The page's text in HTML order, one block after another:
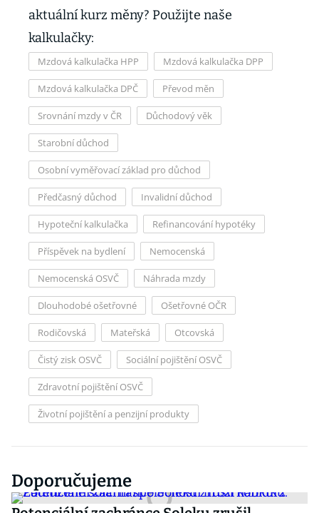
aktuální kurz měny? Použijte naše
kalkulačky:
Mzdová kalkulačka HPP Mzdová kalkulačka DPP
Mzdová kalkulačka DPČ Převod měn
Srovnání mzdy v ČR Důchodový věk
Starobní důchod
Osobní vyměřovací základ pro důchod
Předčasný důchod Invalidní důchod
Hypoteční kalkulačka Refinancování hypotéky
Příspěvek na bydlení Nemocenská
Nemocenská OSVČ Náhrada mzdy
Dlouhodobé ošetřovné Ošetřovné OČR
Rodičovská Mateřská Otcovská
Čistý zisk OSVČ Sociální pojištění OSVČ
Zdravotní pojištění OSVČ
Životní pojištění a penzijní produkty
Doporučujeme